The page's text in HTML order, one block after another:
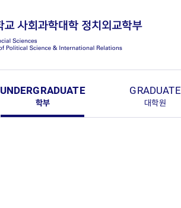
UNDERGRADUATE
학부
GRADUATE
대학원